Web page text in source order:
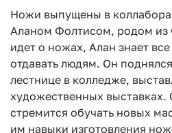
Ножи выпущены в
Аланом Фолтисом, родом из
идет о ножах, Алан знает
отдавать людям. Он
лестнице в колледже,
художественных выставках.
стремится обучать новых
им навыки изготовления